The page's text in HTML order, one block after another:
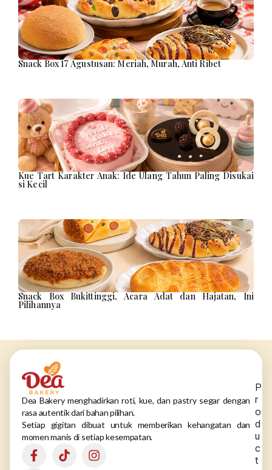
Snack Box 17 Agustusan: Meriah, Murah, Anti Ribet
Kue Tart Karakter Anak: Ide Ulang Tahun Paling Disukai
si Kecil
Snack Box Bukittinggi, Acara Adat dan Hajatan, Ini
Pilihannya
Dea Bakery menghadirkan roti, kue, dan pastry segar dengan
rasa autentik dari bahan pilihan.
Setiap gigitan dibuat untuk memberikan kehangatan dan
momen manis di setiap kesempatan.
P
r
o
d
u
c
t